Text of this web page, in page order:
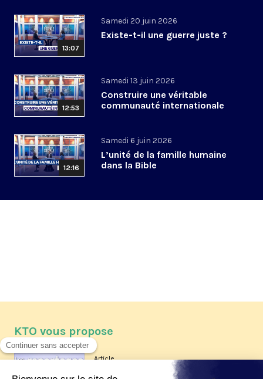
13:07
Samedi 20 juin 2026
Existe-t-il une guerre juste ?
12:53
Samedi 13 juin 2026
Construire une véritable
communauté internationale
12:16
Samedi 6 juin 2026
L’unité de la famille humaine
dans la Bible
KTO vous propose
Article
Les reportages d'été 2026 de KTO